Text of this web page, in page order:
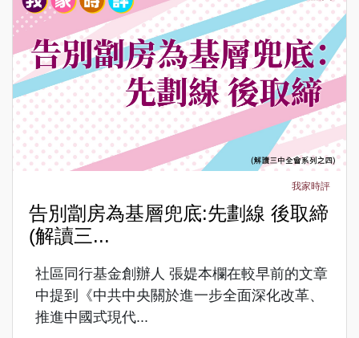
我家時評
告別劏房為基層兜底:先劃線 後取締
(解讀三...
社區同行基金創辦人 張媞本欄在較早前的文章
中提到《中共中央關於進一步全面深化改革、
推進中國式現代...